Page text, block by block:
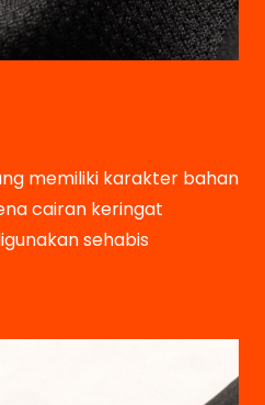
memiliki karakter bahan
cairan keringat
sehabis